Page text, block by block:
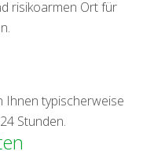
risikoarmen Ort für
Ihnen typischerweise
Stunden.